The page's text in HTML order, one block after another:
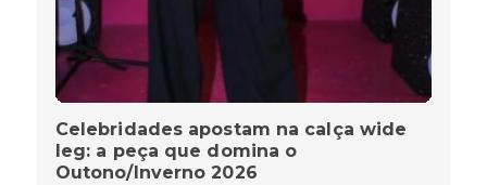
Celebridades apostam na calça wide
leg: a peça que domina o
Outono/Inverno 2026